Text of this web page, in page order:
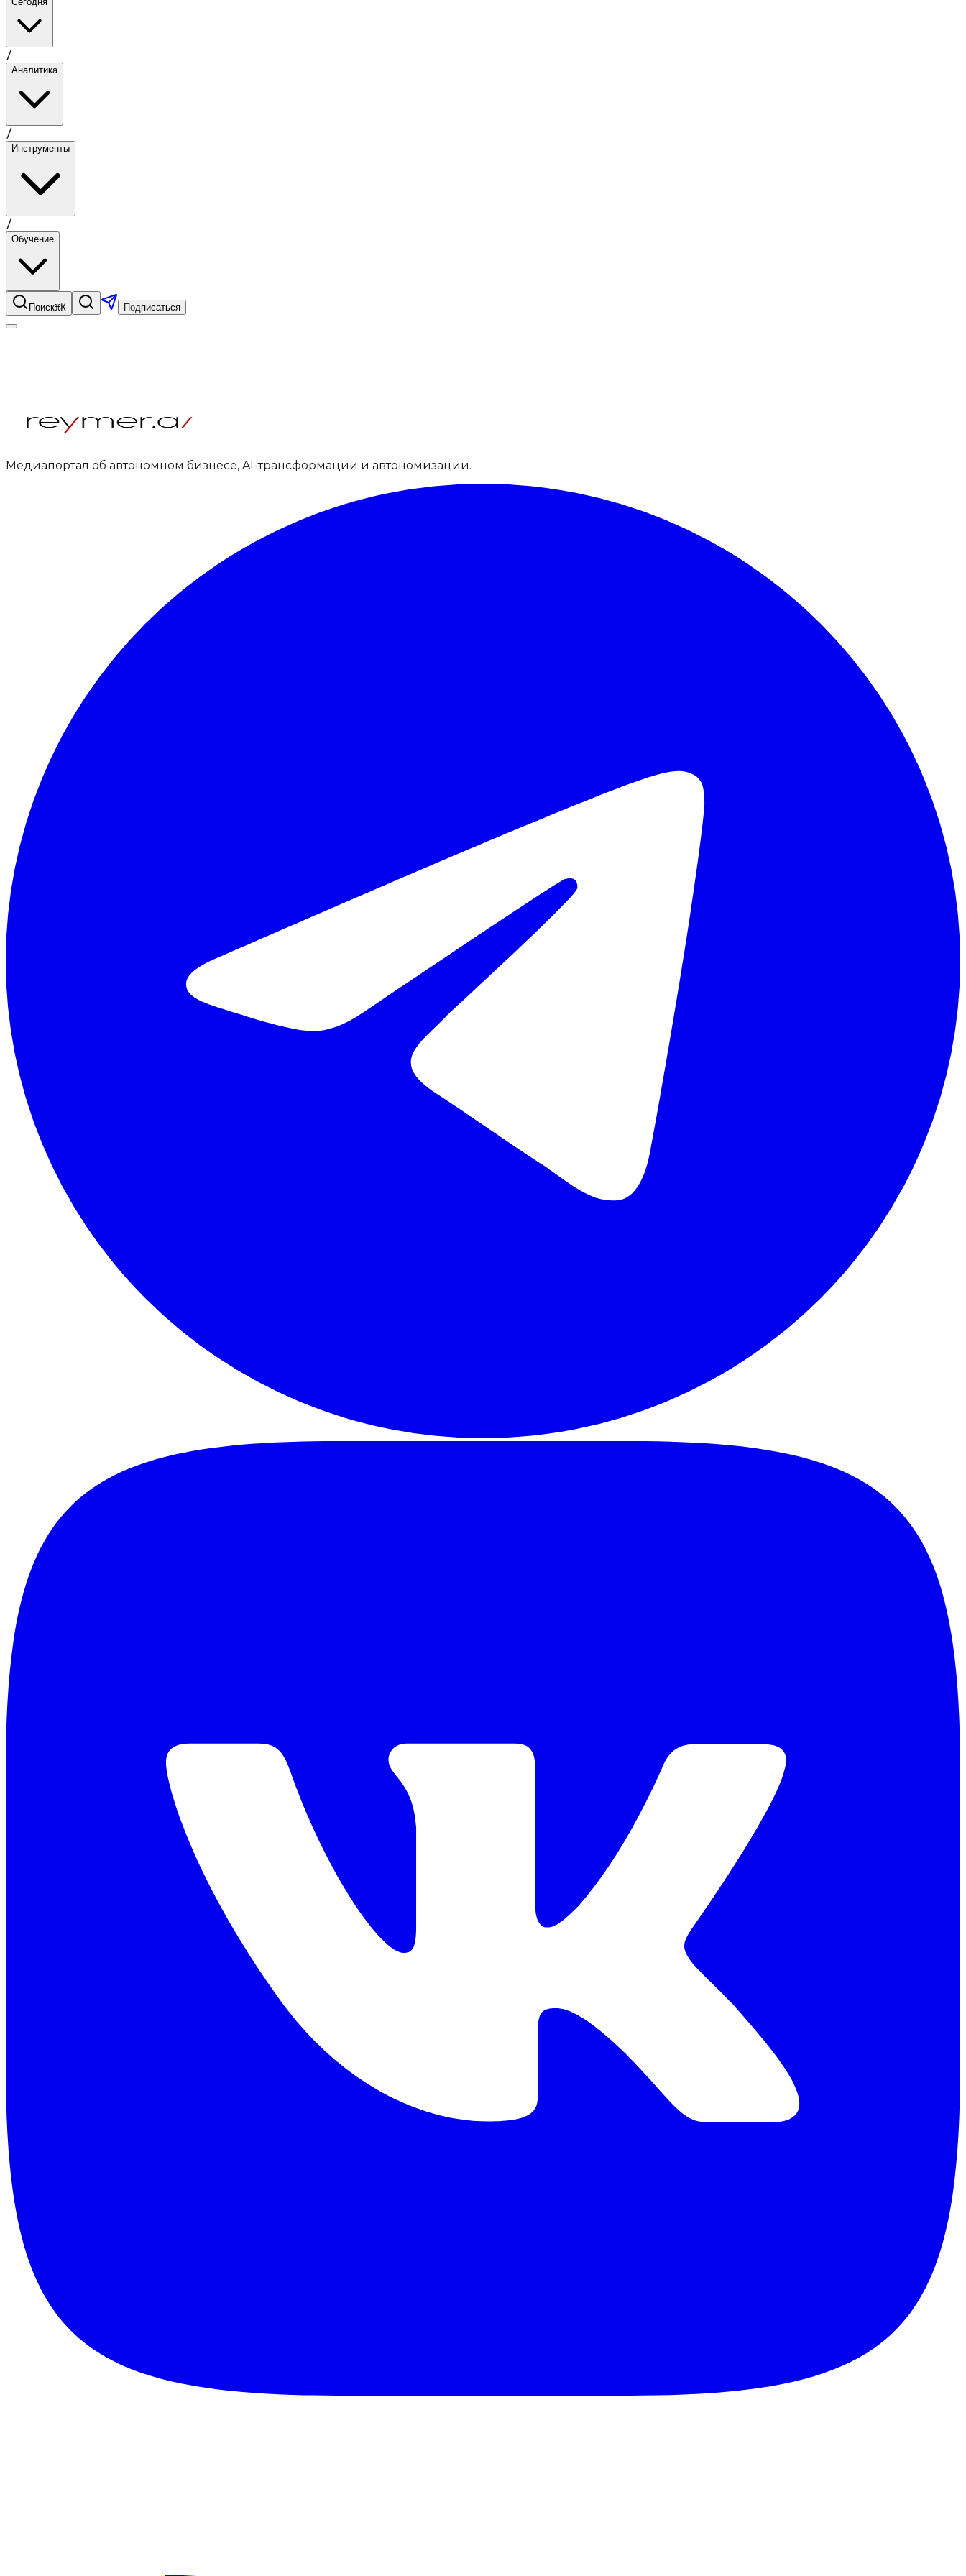
/
Аналитика
/
Инструменты
/
Обучение
Поиск⌘K Подписаться
Медиапортал об автономном бизнесе, AI-трансформации и автономизации.